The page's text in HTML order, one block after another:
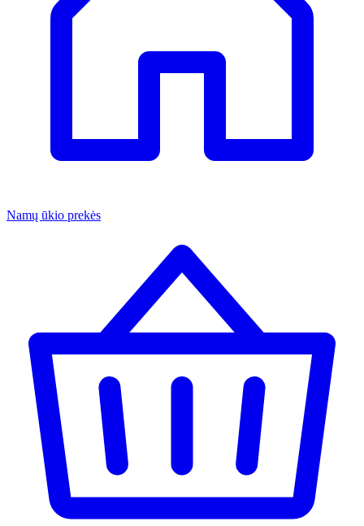
Namų ūkio prekės